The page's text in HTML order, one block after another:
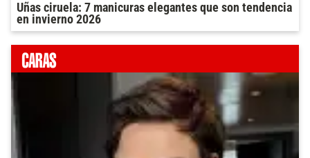
Uñas ciruela: 7 manicuras elegantes que son tendencia
en invierno 2026